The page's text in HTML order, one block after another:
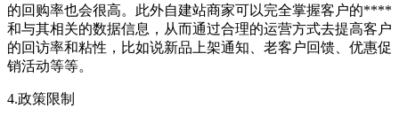
的回购率也会很高。此外自建站商家可以完全掌握客户的****
和与其相关的数据信息，从而通过合理的运营方式去提高客户
的回访率和粘性，比如说新品上架通知、老客户回馈、优惠促
销活动等等。
4.政策限制